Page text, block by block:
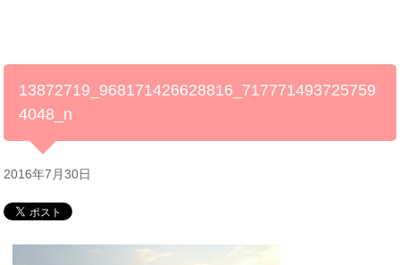
13872719_968171426628816_717771493725759
4048_n
2016年7月30日